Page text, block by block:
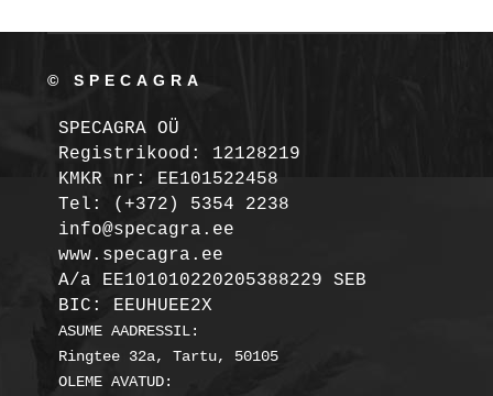
© SPECAGRA
SPECAGRA OÜ
Registrikood: 12128219
KMKR nr: EE101522458
Tel: (+372) 5354 2238
info@specagra.ee
A/a EE101010220205388229 SEB
BIC: EEUHUEE2X
ASUME AADRESSIL:
Ringtee 32a, Tartu, 50105
OLEME AVATUD: